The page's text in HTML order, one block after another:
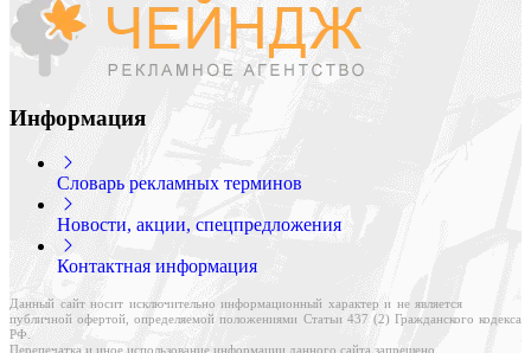
Информация
Словарь рекламных терминов
Новости, акции, спецпредложения
Контактная информация
Данный сайт носит исключительно информационный характер и не является
публичной офертой, определяемой положениями Статьи 437 (2) Гражданского кодекса
РФ.
Перепечатка и иное использование информации данного сайта запрещено.